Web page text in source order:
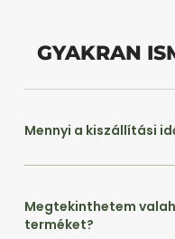
GYAKRAN
Mennyi a kiszállítási
Megtekinthetem
terméket?